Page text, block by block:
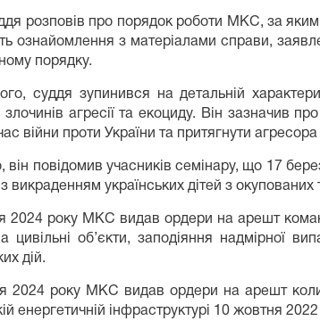
розповів про порядок роботи МКС, за
ознайомлення з матеріалами справи,
порядку.
суддя зупинився на детальній
злочинів агресії та екоциду. Він зазначив
час війни проти України та притягнути
він повідомив учасників семінару, що 17
з викраденням українських дітей з
2024 року МКС видав ордери на арешт
цивільні об’єкти, заподіяння надмірної
дій.
2024 року МКС видав ордери на арешт
енергетичній інфраструктурі 10 жовтня